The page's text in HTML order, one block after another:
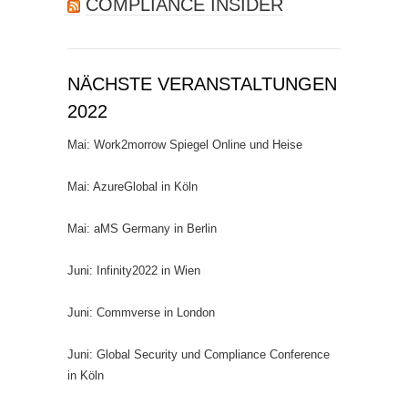
COMPLIANCE INSIDER
NÄCHSTE VERANSTALTUNGEN
2022
Mai: Work2morrow Spiegel Online und Heise
Mai: AzureGlobal in Köln
Mai: aMS Germany in Berlin
Juni: Infinity2022 in Wien
Juni: Commverse in London
Juni: Global Security und Compliance Conference
in Köln